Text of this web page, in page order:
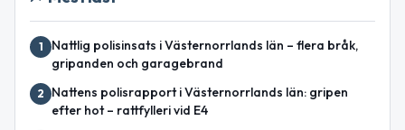
1
Nattlig polisinsats i Västernorrlands län – flera bråk,
gripanden och garagebrand
2
Nattens polisrapport i Västernorrlands län: gripen
efter hot – rattfylleri vid E4